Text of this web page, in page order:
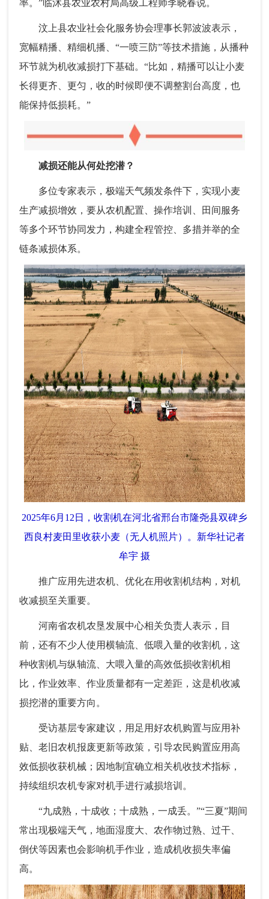
率。”临沭县农业农村局高级工程师李晓春说。
汶上县农业社会化服务协会理事长郭波波表示，
宽幅精播、精细机播、“一喷三防”等技术措施，从播种
环节就为机收减损打下基础。“比如，精播可以让小麦
长得更齐、更匀，收的时候即便不调整割台高度，也
能保持低损耗。”
减损还能从何处挖潜？
多位专家表示，极端天气频发条件下，实现小麦
生产减损增效，要从农机配置、操作培训、田间服务
等多个环节协同发力，构建全程管控、多措并举的全
链条减损体系。
2025年6月12日，收割机在河北省邢台市隆尧县双碑乡
西良村麦田里收获小麦（无人机照片）。新华社记者
牟宇 摄
推广应用先进农机、优化在用收割机结构，对机
收减损至关重要。
河南省农机农垦发展中心相关负责人表示，目
前，还有不少人使用横轴流、低喂入量的收割机，这
种收割机与纵轴流、大喂入量的高效低损收割机相
比，作业效率、作业质量都有一定差距，这是机收减
损挖潜的重要方向。
受访基层专家建议，用足用好农机购置与应用补
贴、老旧农机报废更新等政策，引导农民购置应用高
效低损收获机械；因地制宜确立相关机收技术指标，
持续组织农机专家对机手进行减损培训。
“九成熟，十成收；十成熟，一成丢。”“三夏”期间
常出现极端天气，地面湿度大、农作物过熟、过干、
倒伏等因素也会影响机手作业，造成机收损失率偏
高。